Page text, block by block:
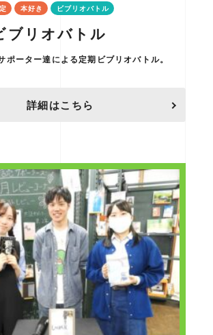
本好き ビブリオバトル
ブリオバトル
ポーター達による定期ビブリオバトル。
詳細はこちら